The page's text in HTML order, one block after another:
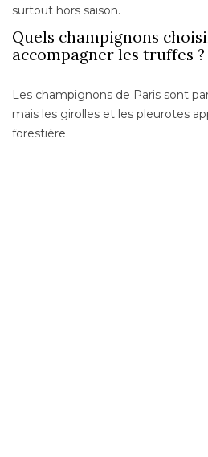
surtout hors saison.
Quels champignons
accompagner les truffes ?
Les champignons de Paris sont
mais les girolles et les pleurotes
forestière.